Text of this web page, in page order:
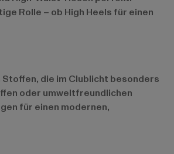
Rolle – ob High Heels für einen
die im Clublicht besonders
oder umweltfreundlichen
für einen modernen,